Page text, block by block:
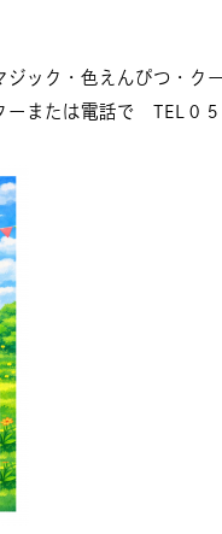
ック・色えんぴつ・ク
または電話で TEL０５